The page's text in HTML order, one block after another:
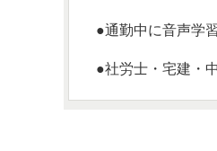
●通勤中に音声
●社労士・宅建